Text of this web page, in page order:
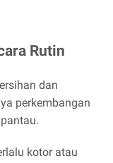
Rutin
dan
perkembangan
kotor atau